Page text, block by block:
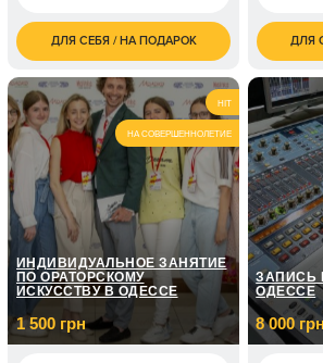
1 200
грн
1 чел. / 9 уроков
9 000
грн
ДЛЯ СЕБЯ / НА ПОДАРОК
2 чел. /
ДЛЯ
HIT
НА СОВЕРШЕННОЛЕТИЕ
ИНДИВИДУАЛЬНОЕ ЗАНЯТИЕ
ПО ОРАТОРСКОМУ
ИСКУССТВУ В ОДЕССЕ
1 500 грн
ЗАПИСЬ
ОДЕССЕ
8 000